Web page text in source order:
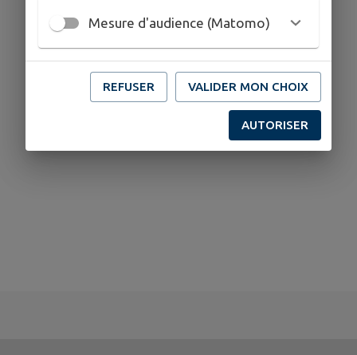
Mesure d'audience (Matomo)
REFUSER VALIDER MON CHOIX
AUTORISER